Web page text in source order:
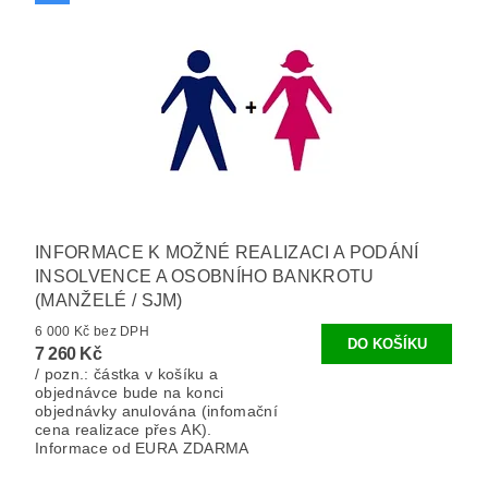
INFORMACE K MOŽNÉ REALIZACI A PODÁNÍ
INSOLVENCE A OSOBNÍHO BANKROTU
(MANŽELÉ / SJM)
6 000 Kč bez DPH
7 260 Kč
/ pozn.: částka v košíku a
objednávce bude na konci
objednávky anulována (infomační
cena realizace přes AK).
Informace od EURA ZDARMA